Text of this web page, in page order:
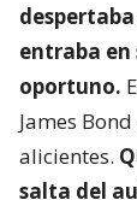
entraba
oportuno.
James
alicientes.
salta del